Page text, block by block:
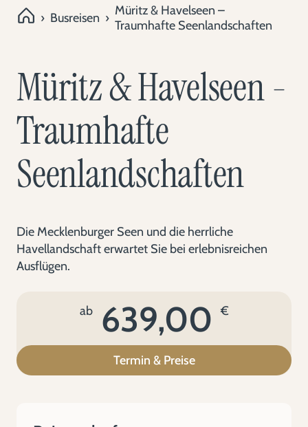
› Busreisen › Müritz & Havelseen –
Traumhafte Seenlandschaften
Müritz & Havelseen -
Traumhafte
Seenlandschaften
Die Mecklenburger Seen und die herrliche
Havellandschaft erwartet Sie bei erlebnisreichen
Ausflügen.
ab 639,00 €
Termin & Preise